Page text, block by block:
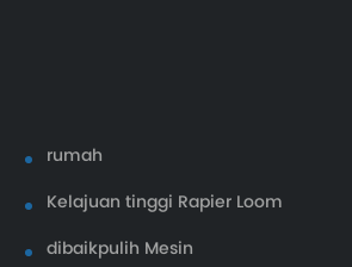
rumah
Kelajuan tinggi Rapier Loom
dibaikpulih Mesin